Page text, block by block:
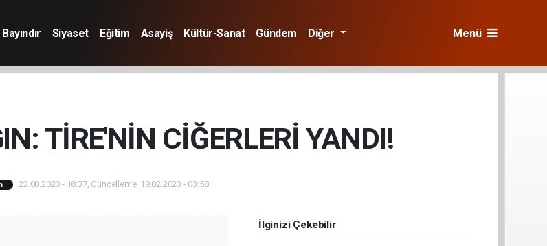
Bayındır Siyaset Eğitim Asayiş Kültür-Sanat Gündem Diğer Menü
TİRE'NİN CİĞERLERİ YANDI!
22.08.2020 - 18:37, Güncelleme: 19.02.2023 - 03:58
İlginizi Çekebilir